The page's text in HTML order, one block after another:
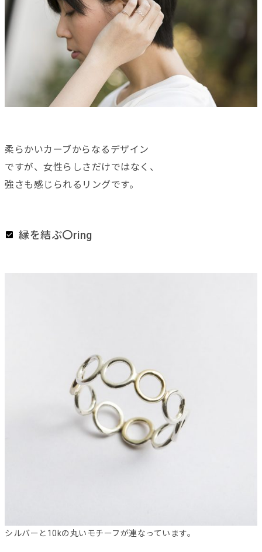
柔らかいカーブからなるデザイン
ですが、女性らしさだけではなく、
強さも感じられるリングです。
縁を結ぶ〇ring
シルバーと10kの丸いモチーフが連なっています。